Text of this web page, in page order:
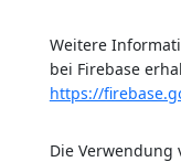
Weitere
bei Firebase
https://
Die Verwendung